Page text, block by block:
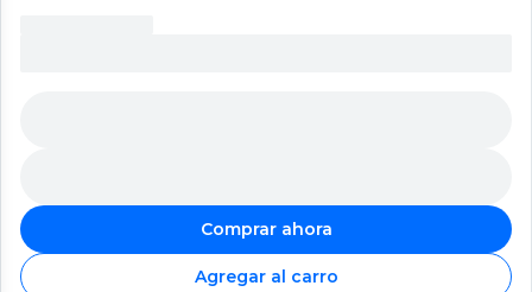
Comprar ahora
Agregar al carro